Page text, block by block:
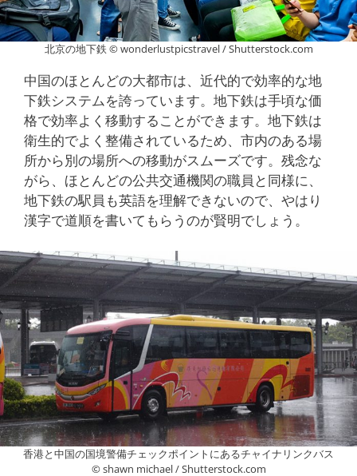
北京の地下鉄 © wonderlustpicstravel / Shutterstock.com
中国のほとんどの大都市は、近代的で効率的な地
下鉄システムを誇っています。地下鉄は手頃な価
格で効率よく移動することができます。地下鉄は
衛生的でよく整備されているため、市内のある場
所から別の場所への移動がスムーズです。残念な
がら、ほとんどの公共交通機関の職員と同様に、
地下鉄の駅員も英語を理解できないので、やはり
漢字で道順を書いてもらうのが賢明でしょう。
香港と中国の国境警備チェックポイントにあるチャイナリンクバス
© shawn michael / Shutterstock.com